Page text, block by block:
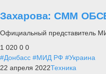
Захарова: СММ
Официальный представитель
1 020 0 0
#Донбасс #МИД РФ #Украина
22 апреля 2022Техника